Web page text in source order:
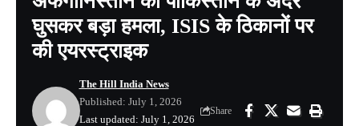
घुसकर बड़ा हमला, ISIS के ठिकानों पर
की एयरस्ट्राइक
Last updated: July 1, 2026
The Hill India News
Published: July 1, 2026
Share